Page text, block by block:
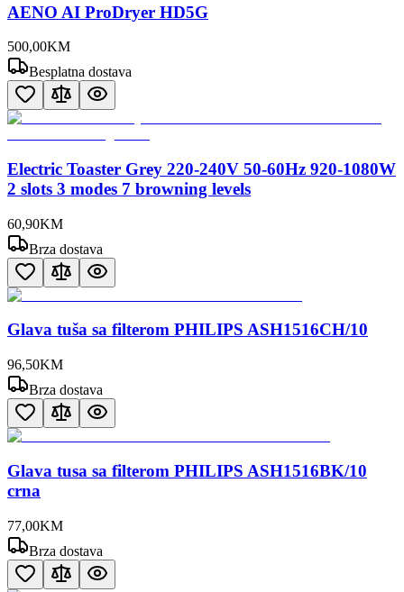
AENO AI ProDryer HD5G
500,00KM
Besplatna dostava
Electric Toaster Grey 220-240V 50-60Hz 920-1080W
2 slots 3 modes 7 browning levels
60,90KM
Brza dostava
Glava tuša sa filterom PHILIPS ASH1516CH/10
96,50KM
Brza dostava
Glava tusa sa filterom PHILIPS ASH1516BK/10
crna
77,00KM
Brza dostava